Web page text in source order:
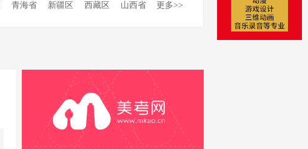
青海省 新疆区 西藏区 山西省 更多>>